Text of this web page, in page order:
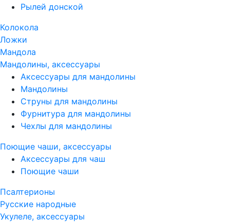
Рылей донской
Колокола
Ложки
Мандола
Мандолины, аксессуары
Аксессуары для мандолины
Мандолины
Струны для мандолины
Фурнитура для мандолины
Чехлы для мандолины
Поющие чаши, аксессуары
Аксессуары для чаш
Поющие чаши
Псалтерионы
Русские народные
Укулеле, аксессуары